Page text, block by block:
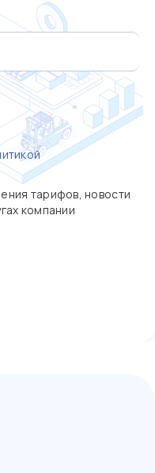
тарифов, новости
компании